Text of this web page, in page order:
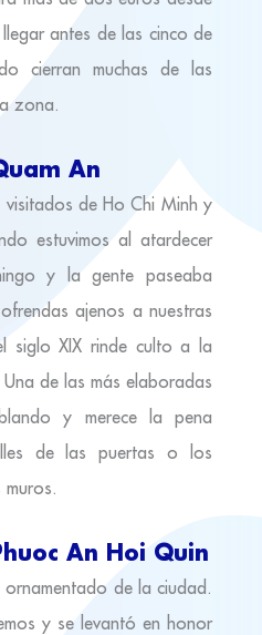
antes de las cinco de
cierran muchas de las
zona.
An
de Ho Chi Minh y
estuvimos al atardecer
y la gente paseaba
ajenos a nuestras
siglo XIX rinde culto a la
de las más elaboradas
y merece la pena
de las puertas o los
An Hoi Quin
de la ciudad.
y se levantó en honor